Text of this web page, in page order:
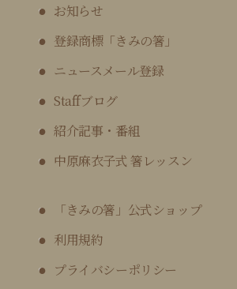
お知らせ
登録商標「きみの箸」
ニュースメール登録
Staffブログ
紹介記事・番組
中原麻衣子式 箸レッスン
「きみの箸」公式ショップ
利用規約
プライバシーポリシー